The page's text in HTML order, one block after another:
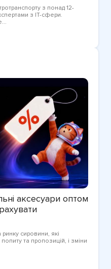
з понад 12-
з IT-сфери.
аксесуари оптом
сировини, які
та пропозицій, і зміни